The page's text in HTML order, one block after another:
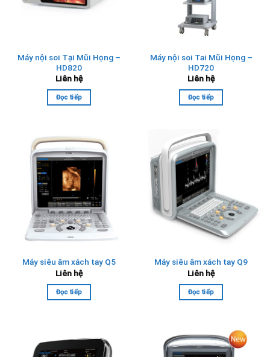
Máy nội soi Tại Mũi Họng –
HD820
Liên hệ
Đọc tiếp
Máy nội soi Tai Mũi Họng –
HD720
Liên hệ
Đọc tiếp
Máy siêu âm xách tay Q5
Liên hệ
Đọc tiếp
Máy siêu âm xách tay Q9
Liên hệ
Đọc tiếp